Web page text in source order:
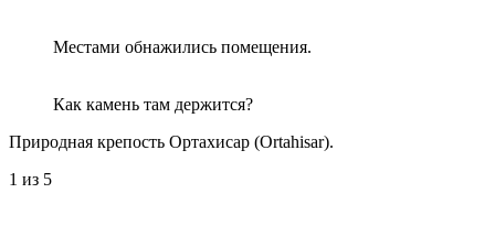
Местами обнажились помещения.
Как камень там держится?
Природная крепость Ортахисар (Ortahisar).
1 из 5